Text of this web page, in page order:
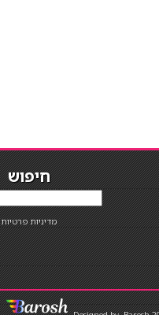
חיפוש
מדיניות פרטיות